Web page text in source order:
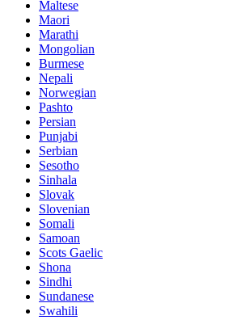
Maltese
Maori
Marathi
Mongolian
Burmese
Nepali
Norwegian
Pashto
Persian
Punjabi
Serbian
Sesotho
Sinhala
Slovak
Slovenian
Somali
Samoan
Scots Gaelic
Shona
Sindhi
Sundanese
Swahili